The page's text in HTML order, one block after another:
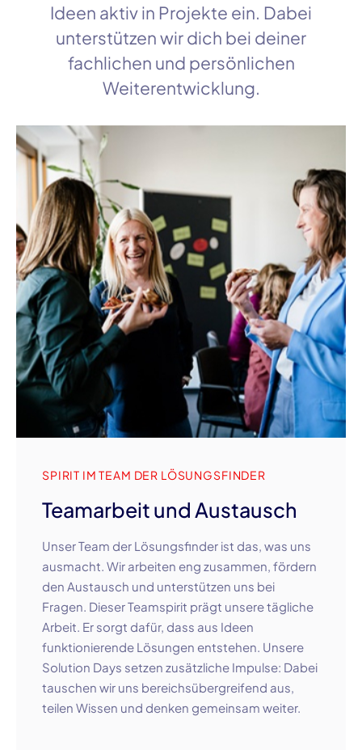
Ideen aktiv in Projekte ein. Dabei
unterstützen wir dich bei deiner
fachlichen und persönlichen
Weiterentwicklung.
SPIRIT IM TEAM DER LÖSUNGSFINDER
Teamarbeit und Austausch
Unser Team der Lösungsfinder ist das, was uns
ausmacht. Wir arbeiten eng zusammen, fördern
den Austausch und unterstützen uns bei
Fragen. Dieser Teamspirit prägt unsere tägliche
Arbeit. Er sorgt dafür, dass aus Ideen
funktionierende Lösungen entstehen. Unsere
Solution Days setzen zusätzliche Impulse: Dabei
tauschen wir uns bereichsübergreifend aus,
teilen Wissen und denken gemeinsam weiter.